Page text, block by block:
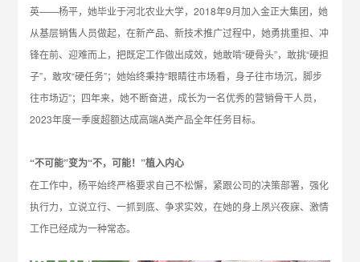
英——杨平，她毕业于河北农业大学，2018年9月加入金正大集团，她
从基层销售人员做起，在新产品、新技术推广过程中，她勇挑重担、冲
锋在前、迎难而上，把既定工作做出成效，她敢啃“硬骨头”，敢挑“硬担
子”，敢攻“硬任务”；她始终秉持“眼睛往市场看，身子往市场沉，脚步
往市场迈”；四年来，她不断奋进，成长为一名优秀的营销骨干人员，
2023年度一季度超额达成高端A类产品全年任务目标。
“不可能”变为“不，可能！”植入内心
在工作中，杨平始终严格要求自己不松懈，紧跟公司的决策部署，强化
执行力，立说立行、一抓到底、争求实效，在她的身上夙兴夜寐、激情
工作已经成为一种常态。